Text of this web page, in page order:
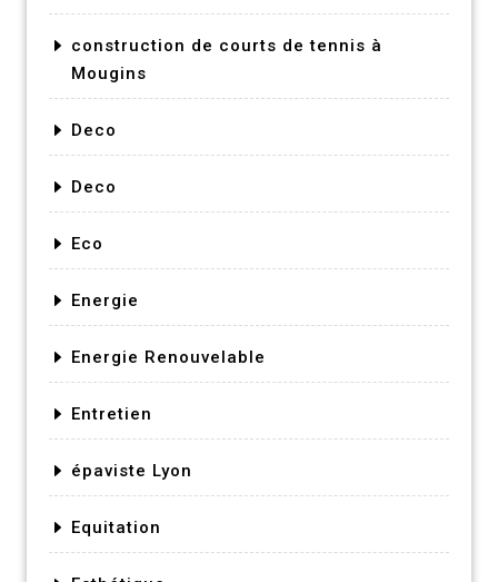
construction de courts de tennis à
Mougins
Deco
Deco
Eco
Energie
Energie Renouvelable
Entretien
épaviste Lyon
Equitation